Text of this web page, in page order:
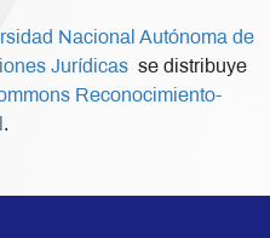
Nacional Autónoma de
Jurídicas se distribuye
Reconocimiento-
.